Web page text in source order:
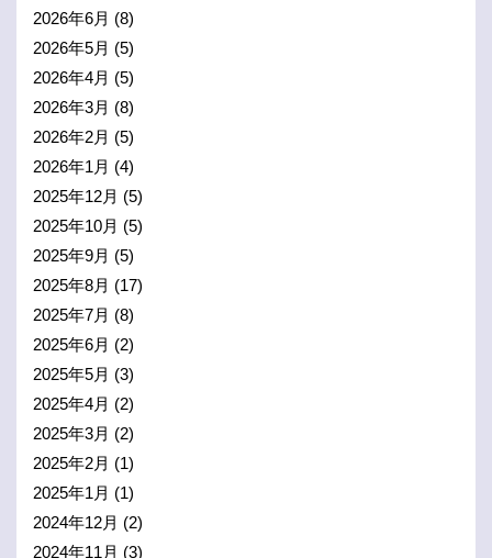
2026年6月 (8)
2026年5月 (5)
2026年4月 (5)
2026年3月 (8)
2026年2月 (5)
2026年1月 (4)
2025年12月 (5)
2025年10月 (5)
2025年9月 (5)
2025年8月 (17)
2025年7月 (8)
2025年6月 (2)
2025年5月 (3)
2025年4月 (2)
2025年3月 (2)
2025年2月 (1)
2025年1月 (1)
2024年12月 (2)
2024年11月 (3)